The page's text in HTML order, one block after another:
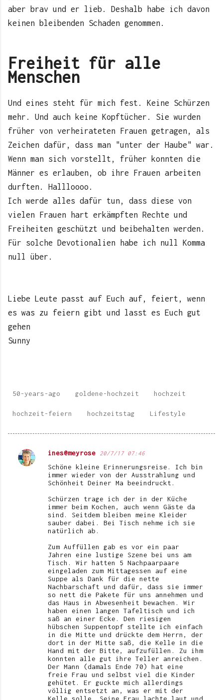
aber brav und er lieb. Deshalb habe ich davon
keinen bleibenden Schaden genommen.
Freiheit für alle
Menschen
Und eines steht für mich fest. Keine Schürzen
mehr. Und auch keine Kopftücher. Sie wurden
früher von verheirateten Frauen getragen, als
Zeichen dafür, dass man "unter der Haube" war.
Wenn man sich vorstellt, früher konnten die
Männer es erlauben, ob ihre Frauen arbeiten
durften. Hallloooo.
Ich werde alles dafür tun, dass diese von
vielen Frauen hart erkämpften Rechte und
Freiheiten geschützt und beibehalten werden.
Für solche Devotionalien habe ich null Komma
null über.
Liebe Leute passt auf Euch auf, feiert, wenn
es was zu feiern gibt und lasst es Euch gut
gehen
Sunny
50-years-ago goldene-hochzeit hochzeit
hochzeit-feiern hochzeitstag Lifestyle
K
ines@meyrose 20/7/17 07:46
Schöne kleine Erinnerungsreise. Ich bin
immer wieder von der Ausstrahlung und
Schönheit Deiner Ma beeindruckt.
Schürzen trage ich der in der Küche
immer beim Kochen, auch wenn Gäste da
sind. Seitdem bleiben meine Kleider
sauber dabei. Bei Tisch nehme ich sie
natürlich ab.
Zum Auffüllen gab es vor ein paar
Jahren eine lustige Szene bei uns am
Tisch. Wir hatten 5 Nachpaarpaare
eingeladen zum Mittagessen auf eine
Suppe als Dank für die nette
Nachbarschaft und dafür, dass sie immer
so nett die Pakete für uns annehmen und
das Haus in Abwesenheit bewachen. Wir
haben einen langen Tafeltisch und ich
saß an einer Ecke. Den riesigen
hübschen Suppentopf stellte ich einfach
in die Mitte und drückte dem Herrn, der
dort in der Mitte saß, die Kelle in die
Hand mit der Bitte, aufzufüllen. Zu ihm
konnten alle gut ihre Teller anreichen.
Der Mann (damals Ende 70) hat eine
freie Frau und selbst viel die Kinder
gehütet. Er guckte mich allerdings
völlig entsetzt an, was er mit der